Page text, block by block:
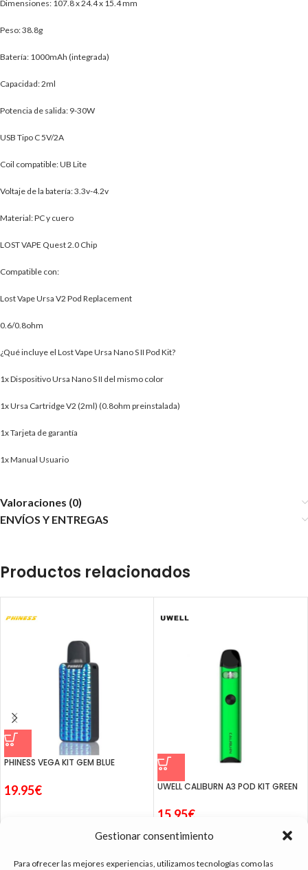
Gestionar consentimiento
Para ofrecer las mejores experiencias, utilizamos tecnologías como las
Dimensiones: 107.8 x 24.4 x 15.4 mm
Peso: 38.8g
Batería: 1000mAh (integrada)
Capacidad: 2ml
Potencia de salida: 9-30W
USB Tipo C 5V/2A
Coil compatible: UB Lite
Voltaje de la batería: 3.3v-4.2v
Material: PC y cuero
LOST VAPE Quest 2.0 Chip
Compatible con:
Lost Vape Ursa V2 Pod Replacement
0.6/0.8ohm
¿Qué incluye el Lost Vape Ursa Nano S II Pod Kit?
1x Dispositivo Ursa Nano S II del mismo color
1x Ursa Cartridge V2 (2ml) (0.8ohm preinstalada)
1x Tarjeta de garantía
1x Manual Usuario
Valoraciones (0)
ENVÍOS Y ENTREGAS
Productos relacionados
PHINESS VEGA KIT GEM BLUE
19.95€ UWELL CALIBURN A3 POD KIT GREEN
15.95€